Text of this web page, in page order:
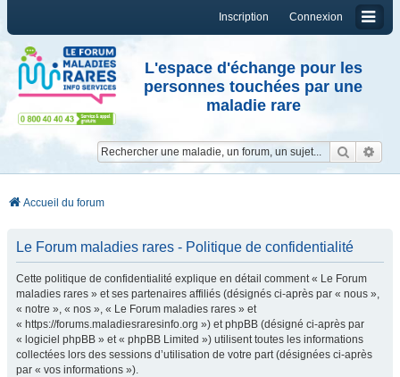
Connexion
Inscription
L'espace d'échange pour les
personnes touchées par une
maladie rare
Accueil du forum
Le Forum maladies rares - Politique de confidentialité
Cette politique de confidentialité explique en détail comment « Le Forum
maladies rares » et ses partenaires affiliés (désignés ci-après par « nous »,
« notre », « nos », « Le Forum maladies rares » et
« https://forums.maladiesraresinfo.org ») et phpBB (désigné ci-après par
« logiciel phpBB » et « phpBB Limited ») utilisent toutes les informations
collectées lors des sessions d’utilisation de votre part (désignées ci-après
par « vos informations »).